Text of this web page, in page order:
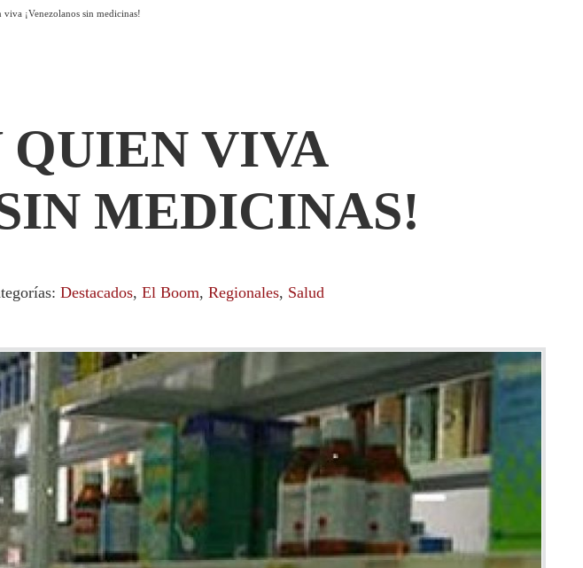
¡Venezolanos sin medicinas!
VIVA
MEDICINAS!
Destacados, El Boom, Regionales, Salud